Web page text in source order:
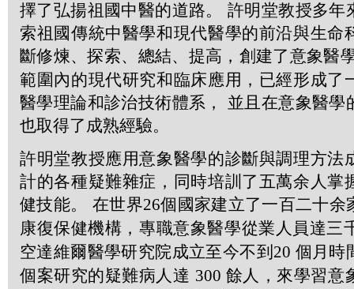
擇了弘揚祖國中醫的道路。 許明堂教授多年
索祖國傳統中醫學和現代醫學的前沿與生命
斷修煉、探索、總結、提高，創建了意象醫
範圍內的現代研究和臨床應用，已經形成了
醫學理論和診治技術體系， 並且在意象醫學
也取得了成熟經驗。
許明堂教授應用意象醫學的診斷與調理方法
計的各種疑難雜症，同時培訓了五萬余人掌
健技能。 在世界26個國家建立了一百二十余
康復保健機構，專職意象醫學從業人員達三
空達維爾醫學研究院成立至今不到 20 個月時
個案研究的疑難病人達 300 餘人，來學習意